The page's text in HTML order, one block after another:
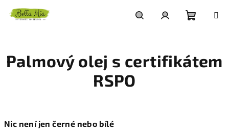
košík
Palmový olej s certifikátem
RSPO
Nic není jen černé nebo bílé